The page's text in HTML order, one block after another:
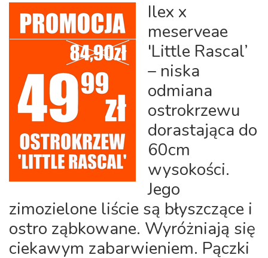
Ilex x
meserveae
'Little Rascal’
– niska
odmiana
ostrokrzewu
dorastająca do
60cm
wysokości.
Jego
zimozielone liście są błyszczące i
ostro ząbkowane. Wyróżniają się
ciekawym zabarwieniem. Pączki